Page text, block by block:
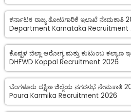
ಕರ್ನಾಟಕ ರಾಜ್ಯ ತೋಟಗಾರಿಕೆ ಇಲಾಖೆ ನೇಮಕಾತಿ
Department Karnataka Recruitment
ಕೊಪ್ಪಳ ಜಿಲ್ಲಾ ಆರೋಗ್ಯ ಮತ್ತು ಕುಟುಂಬ
DHFWD Koppal Recruitment 2026
ಬೆಂಗಳೂರು ದಕ್ಷಿಣ ಜಿಲ್ಲೆಯ ನಗರಸಭೆ ನೇಮಕಾತಿ
Poura Karmika Recruitment 2026